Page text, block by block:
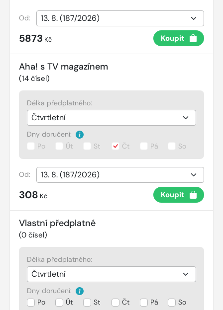
Od:
5873 Kč Koupit
Aha! s TV magazínem
(14 čísel)
Délka předplatného:
Dny doručení:
Po
Út St Čt Pá So
Od:
308 Kč Koupit
Vlastní předplatné
(0 čísel)
Délka předplatného:
Dny doručení:
Po
Út St Čt Pá So